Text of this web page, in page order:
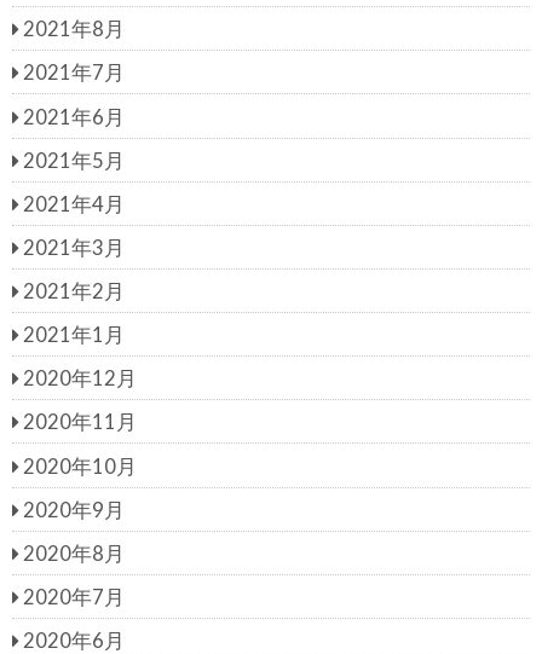
2021年8月
2021年7月
2021年6月
2021年5月
2021年4月
2021年3月
2021年2月
2021年1月
2020年12月
2020年11月
2020年10月
2020年9月
2020年8月
2020年7月
2020年6月